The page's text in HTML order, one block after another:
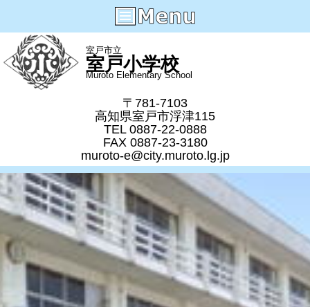
室戸市立
室戸小学校
Muroto Elementary School
〒781-7103
高知県室戸市浮津115
TEL 0887-22-0888
FAX 0887-23-3180
muroto-e@city.muroto.lg.jp